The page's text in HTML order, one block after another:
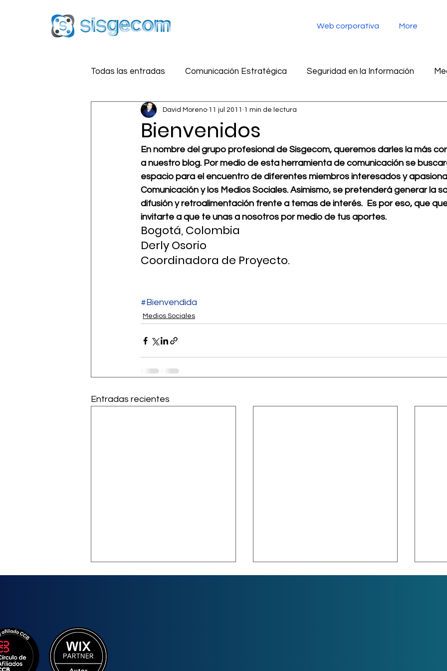
Web corporativa More
Todas las entradas Comunicación Estratégica Seguridad en la Información
Reputación Digital Estrategia digital Monitoreo de redes sociales
Medios Sociales Seguridad en la información Marketing Inteligencia
Bienvenidos
David Moreno 11 jul 2011 1 min de lectura
En nombre del grupo profesional de Sisgecom, queremos darles la más
a nuestro blog. Por medio de esta herramienta de comunicación se
espacio para el encuentro de diferentes miembros interesados y
Comunicación y los Medios Sociales. Asimismo, se pretenderá generar la
difusión y retroalimentación frente a temas de interés.  Es por eso, que
invitarte a que te unas a nosotros por medio de tus aportes.
Bogotá, Colombia
Derly Osorio
Coordinadora de Proyecto.
#Bienvendida
Medios Sociales
Entradas recientes
Maximiza tu impacto en